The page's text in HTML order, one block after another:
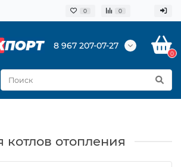
0 0
8 967 207-07-27
0
котлов отопления